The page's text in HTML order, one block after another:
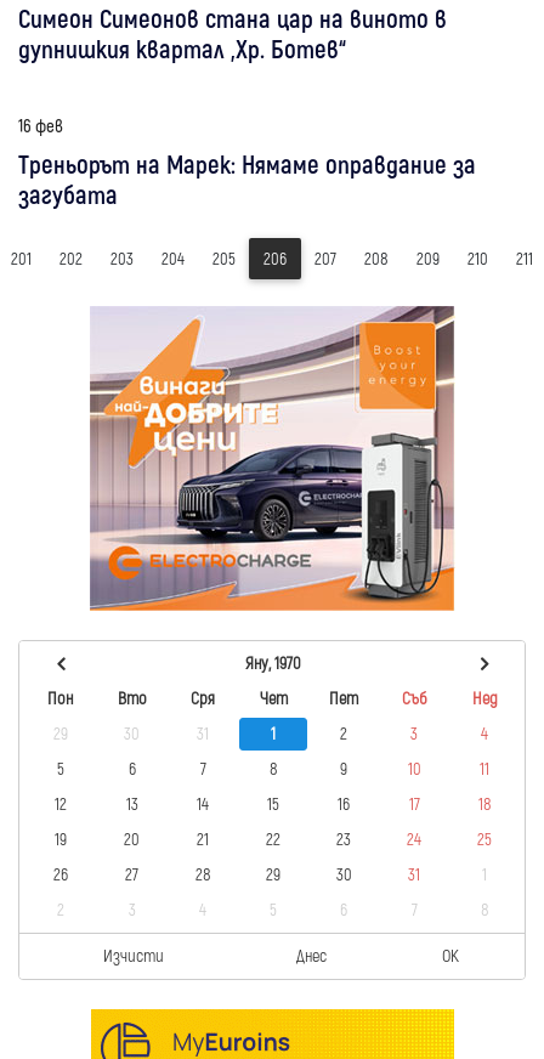
Симеон Симеонов стана цар на виното в
дупнишкия квартал „Хр. Ботев“
16 фев
Треньорът на Марек: Нямаме оправдание за
загубата
201 202 203 204 205 206 207 208 209 210 211
Яну, 1970
Пон
Вто Сря Чет Пет Съб
Нед
29
30 31 1 2 3
4
5
6 7 8 9 10
11
12
13 14 15 16 17
18
19
20 21 22 23 24
25
26
27 28 29 30 31
1
2
3 4 5 6 7 8
Изчисти Днес OK